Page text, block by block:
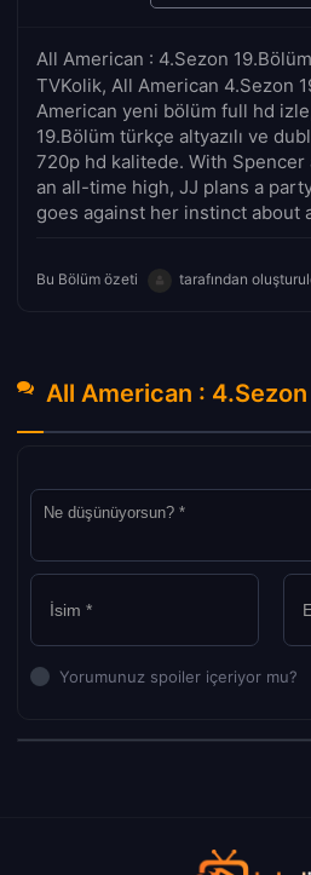
All American : 4.Sezon
TVKolik, All American 4.Sezon
American yeni bölüm full hd
19.Bölüm türkçe altyazılı ve
720p hd kalitede. With
an all-time high, JJ plans a
goes against her instinct about
Bu Bölüm özeti tarafından
Yorumunuz spoiler içeriyor mu?